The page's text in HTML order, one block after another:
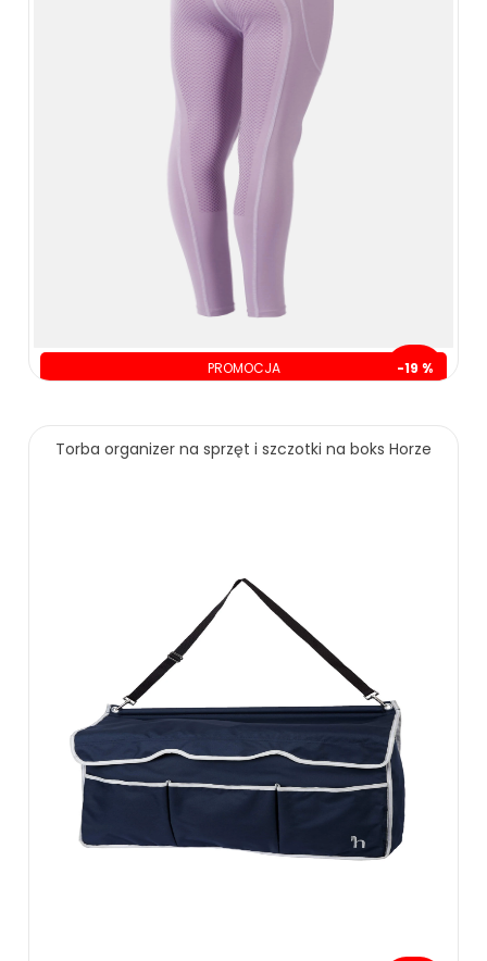
PROMOCJA -19 %
129.00 zł 159.00 zł
Torba organizer na sprzęt i szczotki na boks Horze